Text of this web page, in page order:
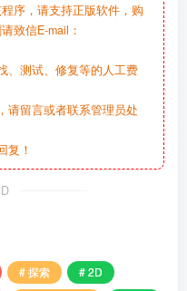
序，请支持正版软件，购
致信E-mail：
、测试、修复等的人工费
请留言或者联系管理员处
复！
# 探索
# 2D